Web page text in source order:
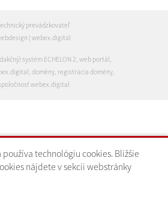
technológiu cookies. Bližšie
nájdete v sekcii webstránky
prevádzkovateľ
webex.digital
systém ECHELON 2, web portál ,
, domény, registrácia domény,
webex.digital